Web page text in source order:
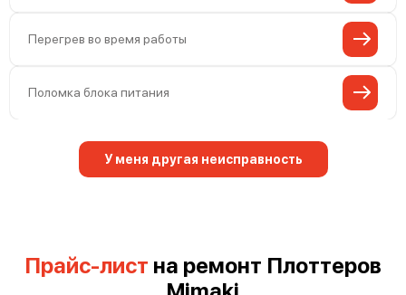
Перегрев во время работы
Поломка блока питания
У меня другая неисправность
Прайс-лист на ремонт Плоттеров